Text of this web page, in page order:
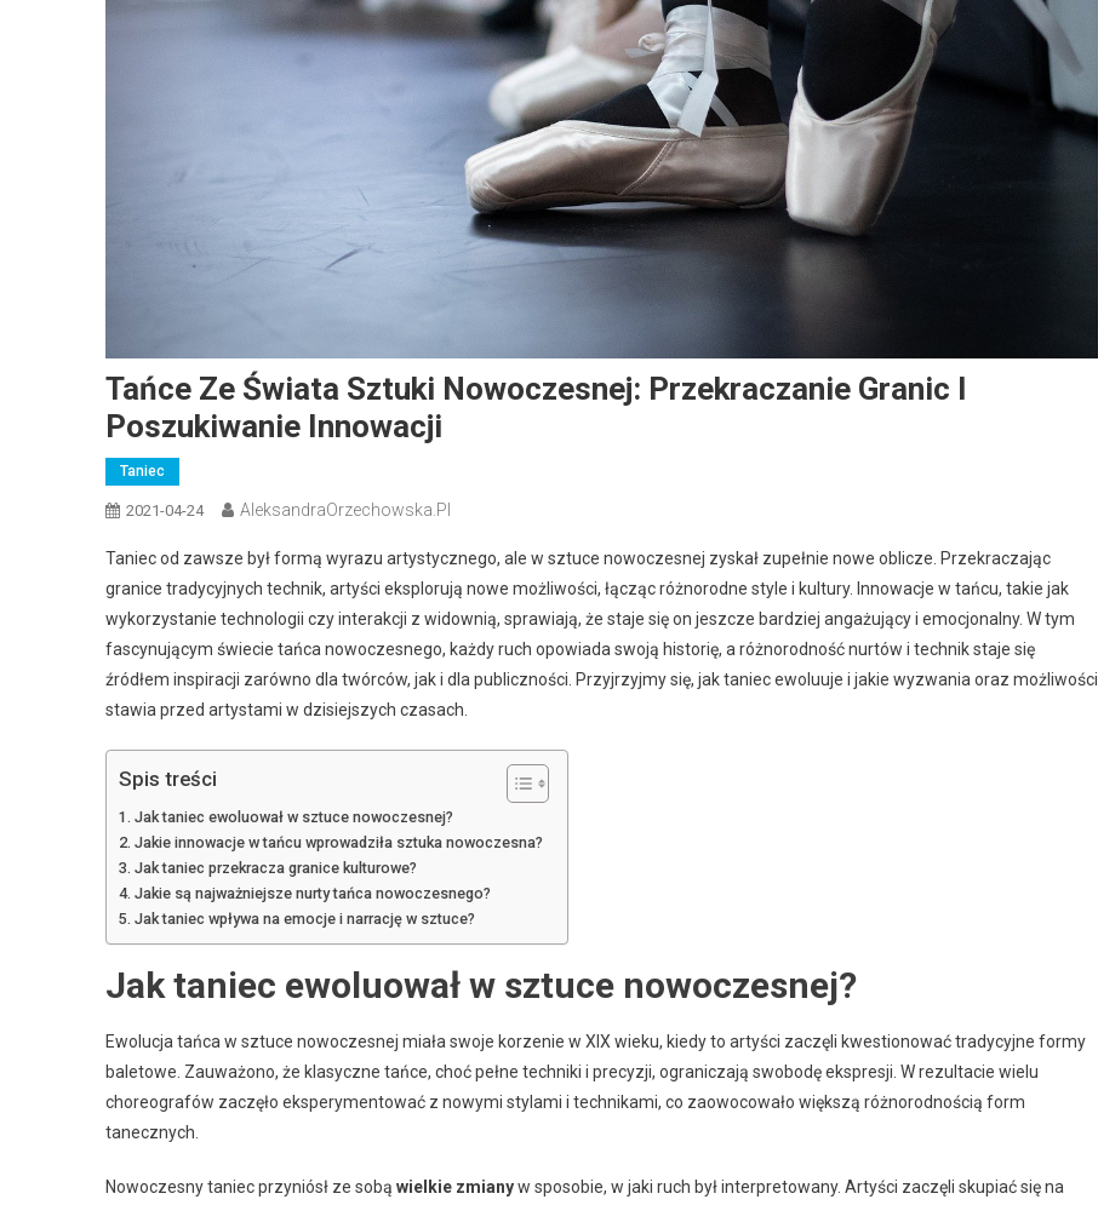
Tańce Ze Świata Sztuki Nowoczesnej: Przekraczanie Granic I
Poszukiwanie Innowacji
Taniec
2021-04-24 AleksandraOrzechowska.pl
Taniec od zawsze był formą wyrazu artystycznego, ale w sztuce nowoczesnej zyskał zupełnie nowe oblicze. Przekraczając
granice tradycyjnych technik, artyści eksplorują nowe możliwości, łącząc różnorodne style i kultury. Innowacje w tańcu, takie jak
wykorzystanie technologii czy interakcji z widownią, sprawiają, że staje się on jeszcze bardziej angażujący i emocjonalny. W tym
fascynującym świecie tańca nowoczesnego, każdy ruch opowiada swoją historię, a różnorodność nurtów i technik staje się
źródłem inspiracji zarówno dla twórców, jak i dla publiczności. Przyjrzyjmy się, jak taniec ewoluuje i jakie wyzwania oraz możliwości
stawia przed artystami w dzisiejszych czasach.
Spis treści
Jak taniec ewoluował w sztuce nowoczesnej?
Jakie innowacje w tańcu wprowadziła sztuka nowoczesna?
Jak taniec przekracza granice kulturowe?
Jakie są najważniejsze nurty tańca nowoczesnego?
Jak taniec wpływa na emocje i narrację w sztuce?
Jak taniec ewoluował w sztuce nowoczesnej?
Ewolucja tańca w sztuce nowoczesnej miała swoje korzenie w XIX wieku, kiedy to artyści zaczęli kwestionować tradycyjne formy
baletowe. Zauważono, że klasyczne tańce, choć pełne techniki i precyzji, ograniczają swobodę ekspresji. W rezultacie wielu
choreografów zaczęło eksperymentować z nowymi stylami i technikami, co zaowocowało większą różnorodnością form
tanecznych.
Nowoczesny taniec przyniósł ze sobą wielkie zmianyw sposobie, w jaki ruch był interpretowany. Artyści zaczęli skupiać się na